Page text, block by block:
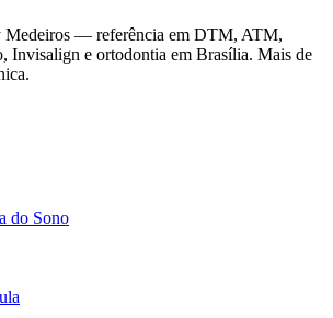
Medeiros — referência em DTM, ATM,
Invisalign e ortodontia em Brasília. Mais de
do Sono